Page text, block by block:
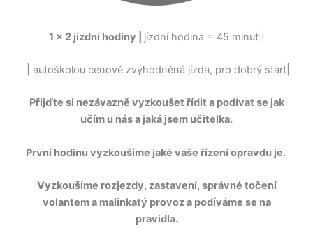
1 x 2 jízdní hodiny | jízdní hodina = 45 minut |
| autoškolou cenově zvýhodněná jízda, pro dobrý start|
Přijďte si nezávazně vyzkoušet řídit a podívat se jak
učím u nás a jaká jsem učitelka.
První hodinu vyzkoušíme jaké vaše řízení opravdu je.
Vyzkoušíme rozjezdy, zastavení, správné točení
volantem a malinkatý provoz a podíváme se na
pravidla.